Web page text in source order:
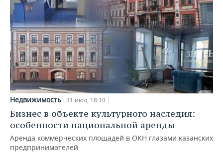
Недвижимость 31 июл, 18:10
Бизнес в объекте культурного наследия:
особенности национальной аренды
Аренда коммерческих площадей в ОКН глазами казанских
предпринимателей